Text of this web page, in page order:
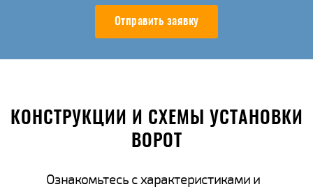
Отправить заявку
КОНСТРУКЦИИ И СХЕМЫ УСТАНОВКИ
ВОРОТ
Ознакомьтесь с характеристиками и